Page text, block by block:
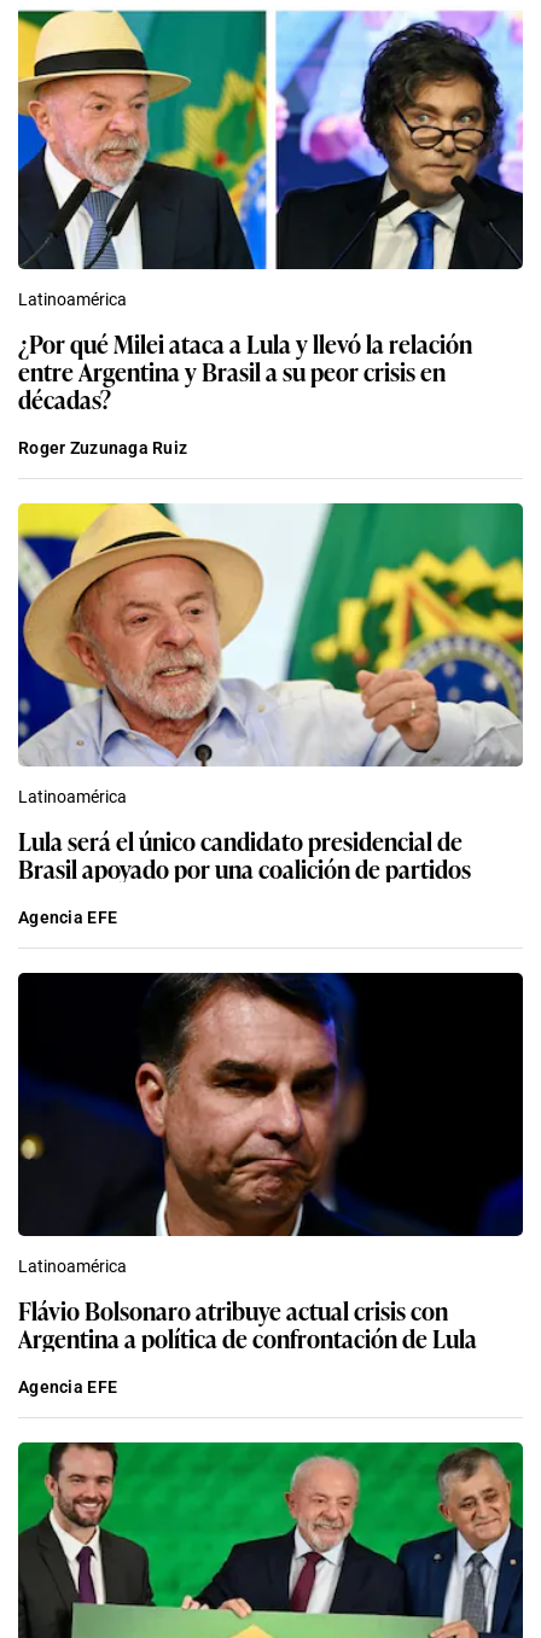
Latinoamérica
¿Por qué Milei ataca a Lula y llevó la relación
entre Argentina y Brasil a su peor crisis en
décadas?
Roger Zuzunaga Ruiz
Latinoamérica
Lula será el único candidato presidencial de
Brasil apoyado por una coalición de partidos
Agencia EFE
Latinoamérica
Flávio Bolsonaro atribuye actual crisis con
Argentina a política de confrontación de Lula
Agencia EFE